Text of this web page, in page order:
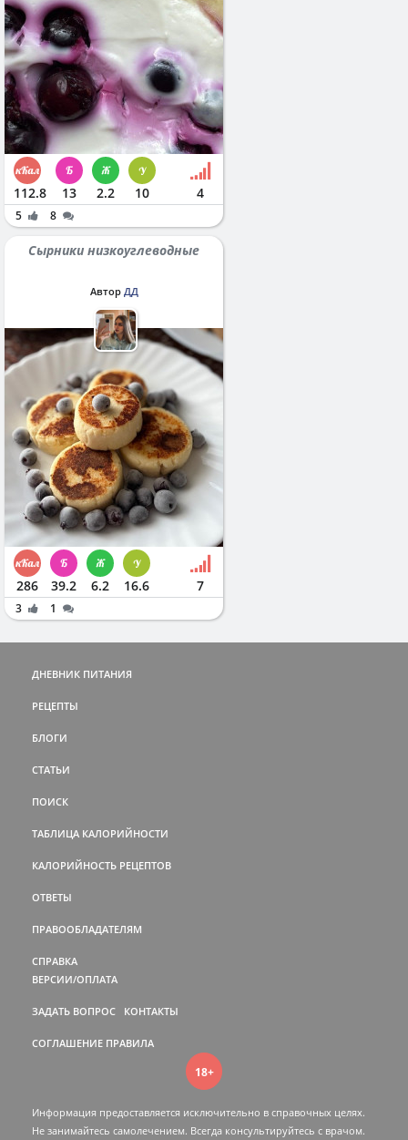
112.8 13 2.2 10 4
5 8
Сырники низкоуглеводные
Автор ДД
286 39.2 6.2 16.6 7
3 1
ДНЕВНИК ПИТАНИЯ
РЕЦЕПТЫ
БЛОГИ
СТАТЬИ
ПОИСК
ТАБЛИЦА КАЛОРИЙНОСТИ
КАЛОРИЙНОСТЬ РЕЦЕПТОВ
ОТВЕТЫ
ПРАВООБЛАДАТЕЛЯМ
СПРАВКА
ВЕРСИИ/ОПЛАТА
ЗАДАТЬ ВОПРОС КОНТАКТЫ
СОГЛАШЕНИЕ ПРАВИЛА
18+
Информация предоставляется исключительно в справочных целях.
Не занимайтесь самолечением. Всегда консультируйтесь c врачом.